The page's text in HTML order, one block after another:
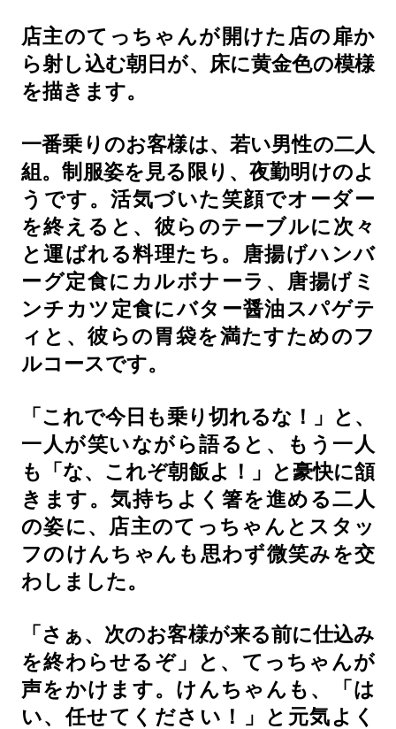
店主のてっちゃんが開けた店の扉か
ら射し込む朝日が、床に黄金色の模様
を描きます。
一番乗りのお客様は、若い男性の二人
組。制服姿を見る限り、夜勤明けのよ
うです。活気づいた笑顔でオーダー
を終えると、彼らのテーブルに次々
と運ばれる料理たち。唐揚げハンバ
ーグ定食にカルボナーラ、唐揚げミ
ンチカツ定食にバター醤油スパゲテ
ィと、彼らの胃袋を満たすためのフ
ルコースです。
「これで今日も乗り切れるな！」と、
一人が笑いながら語ると、もう一人
も「な、これぞ朝飯よ！」と豪快に頷
きます。気持ちよく箸を進める二人
の姿に、店主のてっちゃんとスタッ
フのけんちゃんも思わず微笑みを交
わしました。
「さぁ、次のお客様が来る前に仕込み
を終わらせるぞ」と、てっちゃんが
声をかけます。けんちゃんも、「は
い、任せてください！」と元気よく